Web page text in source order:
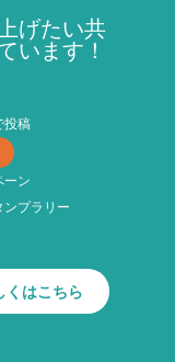
げたい共
います！
投稿
ーン
プラリー
くはこちら